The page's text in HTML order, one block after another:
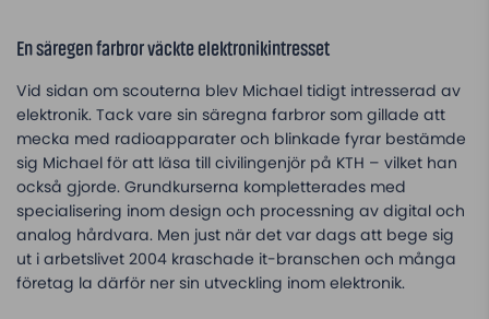
En säregen farbror väckte elektronikintresset
Vid sidan om scouterna blev Michael tidigt intresserad av
elektronik. Tack vare sin säregna farbror som gillade att
mecka med radioapparater och blinkade fyrar bestämde
sig Michael för att läsa till civilingenjör på KTH – vilket han
också gjorde. Grundkurserna kompletterades med
specialisering inom design och processning av digital och
analog hårdvara. Men just när det var dags att bege sig
ut i arbetslivet 2004 kraschade it-branschen och många
företag la därför ner sin utveckling inom elektronik.